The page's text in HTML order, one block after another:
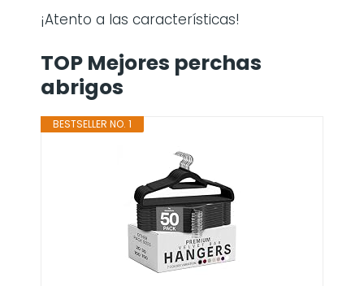
¡Atento a las características!
TOP Mejores perchas
abrigos
BESTSELLER NO. 1